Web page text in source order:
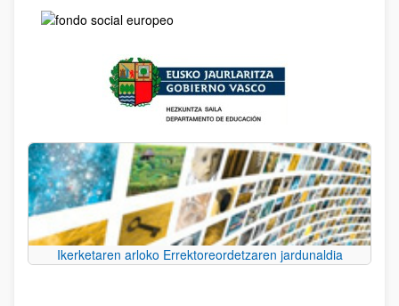
Ikerketaren arloko Errektoreordetzaren jardunaldia